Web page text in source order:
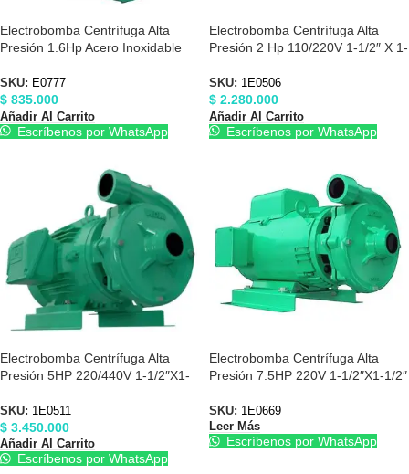
Electrobomba Centrífuga Alta
Presión 1.6Hp Acero Inoxidable
SKU: E0777
$ 835.000
Añadir Al Carrito
Escríbenos por WhatsApp
Electrobomba Centrífuga Alta
Presión 2 Hp 110/220V 1-1/2″ X 1-
SKU: 1E0506
$ 2.280.000
Añadir Al Carrito
Escríbenos por WhatsApp
Electrobomba Centrífuga Alta
Presión 5HP 220/440V 1-1/2″X1-
SKU: 1E0511
$ 3.450.000
Añadir Al Carrito
Escríbenos por WhatsApp
Electrobomba Centrífuga Alta
Presión 7.5HP 220V 1-1/2″X1-1/2″
SKU: 1E0669
Leer Más
Escríbenos por WhatsApp